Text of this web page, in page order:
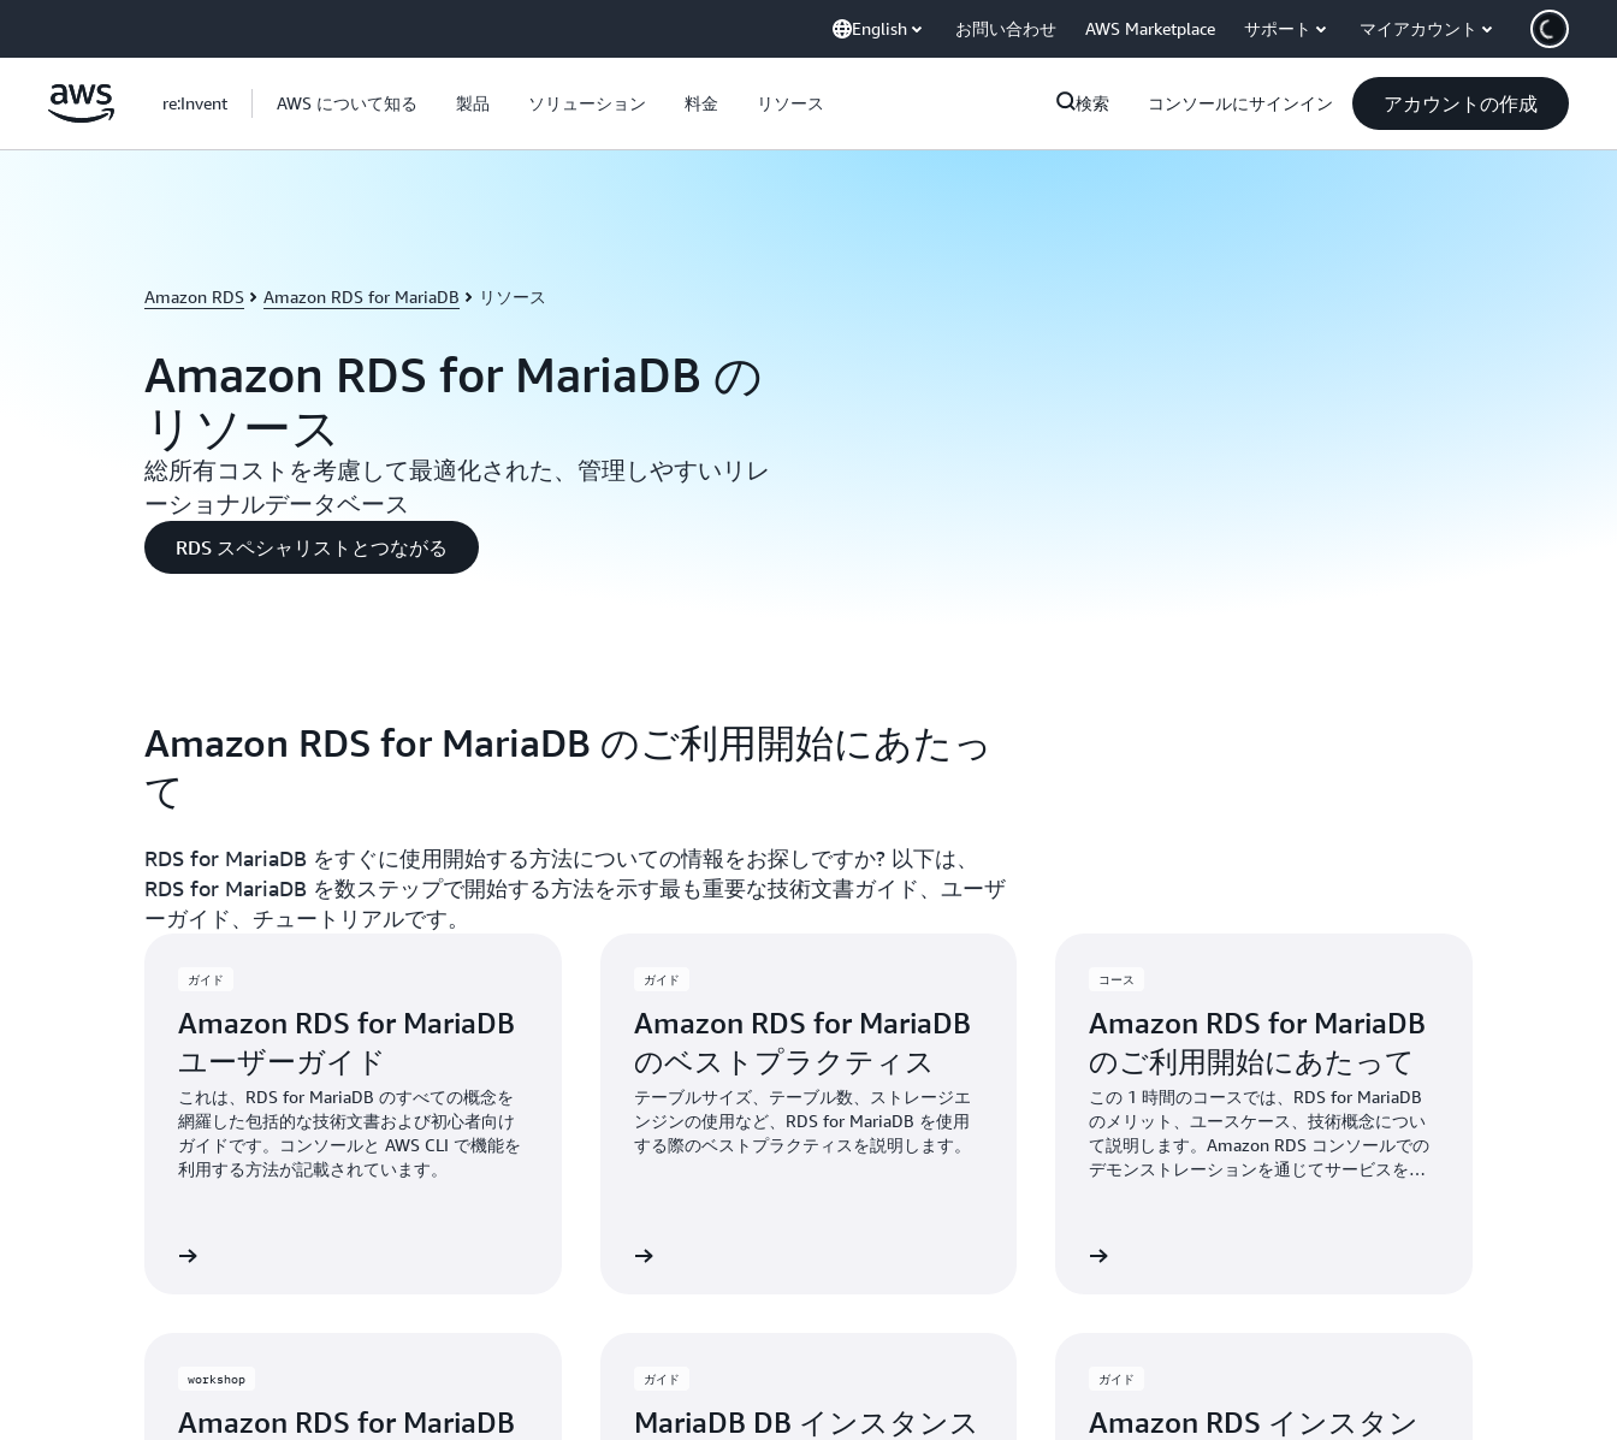
English お問い合わせ AWS Marketplace サポート マイアカウント
re:Invent AWS について知る 製品 ソリューション 料金 リソース 検索 コンソールにサインイン アカウントの作成
Amazon RDS Amazon RDS for MariaDB リソース
Amazon RDS for MariaDB の
リソース
総所有コストを考慮して最適化された、管理しやすいリレ
ーショナルデータベース
RDS スペシャリストとつながる
Amazon RDS for MariaDB のご利用開始にあたっ
て
RDS for MariaDB をすぐに使用開始する方法についての情報をお探しですか? 以下は、
RDS for MariaDB を数ステップで開始する方法を示す最も重要な技術文書ガイド、ユーザ
ーガイド、チュートリアルです。
ガイド
Amazon RDS for MariaDB
ユーザーガイド
これは、RDS for MariaDB のすべての概念を
網羅した包括的な技術文書および初心者向け
ガイドです。コンソールと AWS CLI で機能を
利用する方法が記載されています。
ガイド
Amazon RDS for MariaDB
のベストプラクティス
テーブルサイズ、テーブル数、ストレージエ
ンジンの使用など、RDS for MariaDB を使用
する際のベストプラクティスを説明します。
コース
Amazon RDS for MariaDB
のご利用開始にあたって
この 1 時間のコースでは、RDS for MariaDB
のメリット、ユースケース、技術概念につい
て説明します。Amazon RDS コンソールでの
デモンストレーションを通じてサービスをお
workshop
Amazon RDS for MariaDB
ガイド
MariaDB DB インスタンス
ガイド
Amazon RDS インスタン